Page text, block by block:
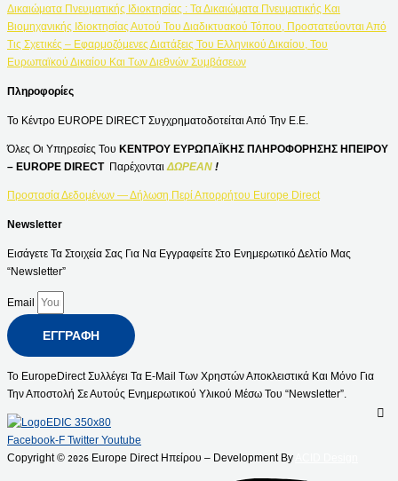
Δικαιώματα Πνευματικής Ιδιοκτησίας : Τα Δικαιώματα Πνευματικής Και
Βιομηχανικής Ιδιοκτησίας Αυτού Του Διαδικτυακού Τόπου, Προστατεύονται Από
Τις Σχετικές – Εφαρμοζόμενες Διατάξεις Του Ελληνικού Δικαίου, Του
Ευρωπαϊκού Δικαίου Και Των Διεθνών Συμβάσεων
Πληροφορίες
Το Κέντρο EUROPE DIRECT Συγχρηματοδοτείται Από Την Ε.Ε.
Όλες Οι Υπηρεσίες Του ΚΕΝΤΡΟΥ ΕΥΡΩΠΑΪΚΗΣ ΠΛΗΡΟΦΟΡΗΣΗΣ ΗΠΕΙΡΟΥ
– EUROPE DIRECT Παρέχονται ΔΩΡΕΑΝ !
Προστασία Δεδομένων — Δήλωση Περί Απορρήτου Europe Direct
Newsletter
Εισάγετε Τα Στοιχεία Σας Για Να Εγγραφείτε Στο Ενημερωτικό Δελτίο Μας
“Newsletter”
Email
ΕΓΓΡΑΦΉ
Το EuropeDirect Συλλέγει Τα E-Mail Των Χρηστών Αποκλειστικά Και Μόνο Για
Την Αποστολή Σε Αυτούς Ενημερωτικού Υλικού Μέσω Του “Newsletter”.
Facebook-F Twitter Youtube
Copyright © 2026 Europe Direct Ηπείρου – Development By